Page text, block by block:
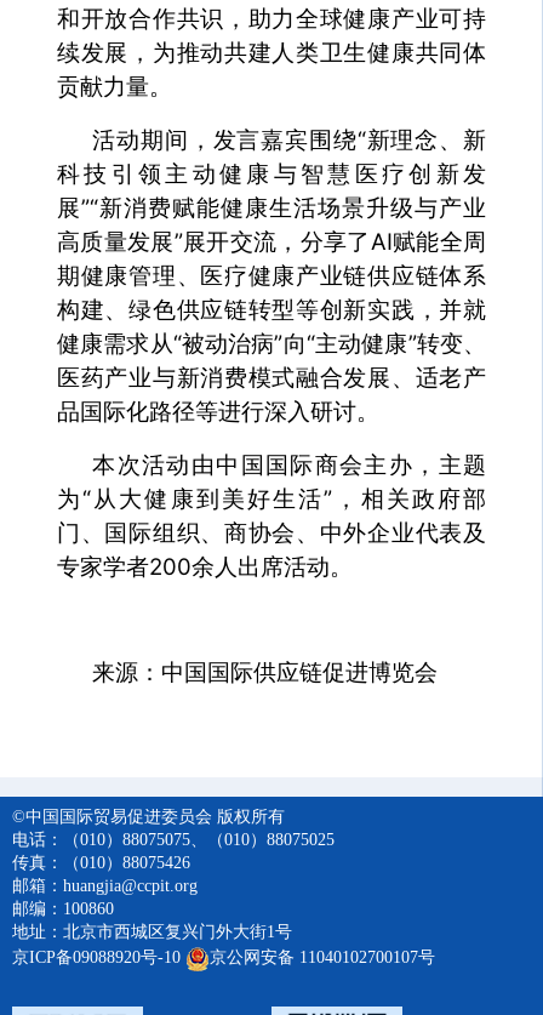
和开放合作共识，助力全球健康产业可持
续发展，为推动共建人类卫生健康共同体
贡献力量。
活动期间，发言嘉宾围绕“新理念、新
科技引领主动健康与智慧医疗创新发
展”“新消费赋能健康生活场景升级与产业
高质量发展”展开交流，分享了AI赋能全周
期健康管理、医疗健康产业链供应链体系
构建、绿色供应链转型等创新实践，并就
健康需求从“被动治病”向“主动健康”转变、
医药产业与新消费模式融合发展、适老产
品国际化路径等进行深入研讨。
本次活动由中国国际商会主办，主题
为“从大健康到美好生活”，相关政府部
门、国际组织、商协会、中外企业代表及
专家学者200余人出席活动。
来源：中国国际供应链促进博览会
©中国国际贸易促进委员会 版权所有
电话：（010）88075075、（010）88075025
传真：（010）88075426
邮箱：huangjia@ccpit.org
邮编：100860
地址：北京市西城区复兴门外大街1号
京ICP备09088920号-10
京公网安备 11040102700107号